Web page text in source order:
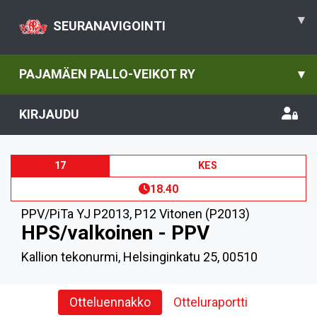
SEURANAVIGOINTI ▾
PAJAMÄEN PALLO-VEIKOT RY ▾
KIRJAUDU
17 KES
18.40
PPV/PiTa YJ P2013, P12 Vitonen (P2013)
HPS/valkoinen - PPV
Kallion tekonurmi, Helsinginkatu 25, 00510
Otteluennakko Otteluraportti